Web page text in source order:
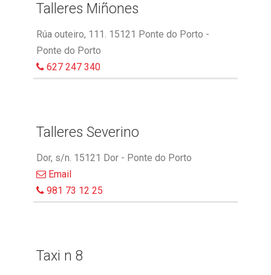
Talleres Miñones
Rúa outeiro, 111. 15121 Ponte do Porto -
Ponte do Porto
627 247 340
Talleres Severino
Dor, s/n. 15121 Dor - Ponte do Porto
Email
981 73 12 25
Taxi n 8